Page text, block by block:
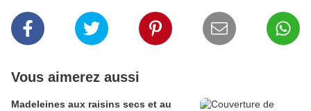
Vous aimerez aussi
Madeleines aux raisins secs et au